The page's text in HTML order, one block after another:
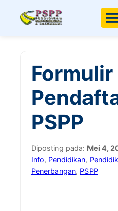
Formulir
PSPP
Diposting pada: Mei 4,
Info, Pendidikan,
Penerbangan, PSPP